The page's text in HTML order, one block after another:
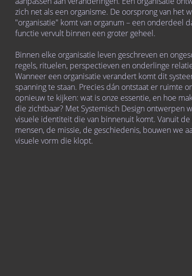
zich net als een organisme. De oorsprong van het
"organisatie" komt van organum – een onderdeel
functie vervult binnen een groter geheel.
Binnen elke organisatie leven geschreven en
regels, rituelen, perspectieven en onderlinge
Wanneer een organisatie verandert komt dit
spanning te staan. Precies dán ontstaat er ruimte
opnieuw te kijken: wat is onze essentie, en hoe
die zichtbaar? Met Systemisch Design ontwerpen
visuele identiteit die van binnenuit komt. Vanuit
mensen, de missie, de geschiedenis, bouwen we
visuele vorm die klopt.